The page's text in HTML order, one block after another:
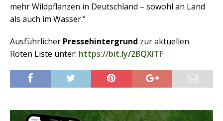
mehr Wildpflanzen in Deutschland – sowohl an Land
als auch im Wasser.“
Ausführlicher Pressehintergrund zur aktuellen
Roten Liste unter: https://bit.ly/2BQXlTF